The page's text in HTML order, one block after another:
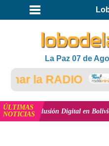
La Paz 07 de
la RADIO
ÚLTIMAS
NOTICIAS
inclusión Digital en Bolivia ver más